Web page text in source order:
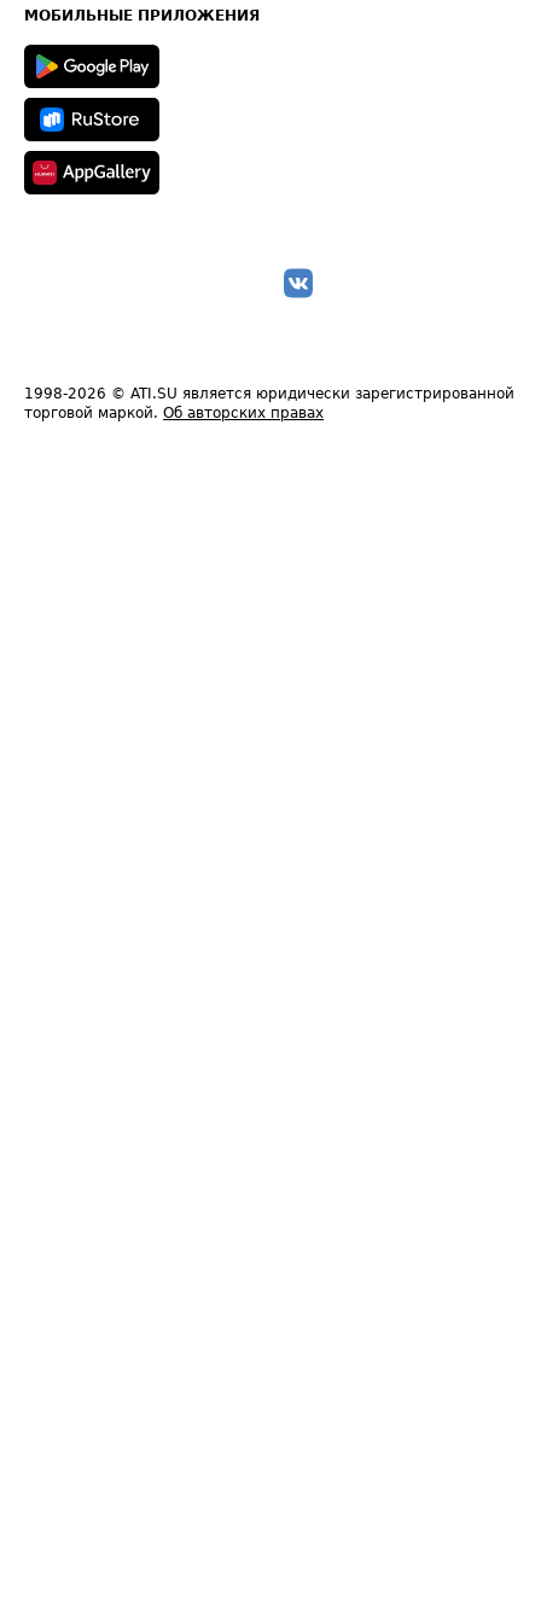
Техническая информация
МОБИЛЬНЫЕ ПРИЛОЖЕНИЯ
1998-2026 © ATI.SU является юридически зарегистрированной
торговой маркой. Об авторских правах